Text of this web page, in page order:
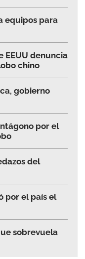
equipos para
EEUU denuncia
chino
gobierno
por el
del
por el país el
sobrevuela